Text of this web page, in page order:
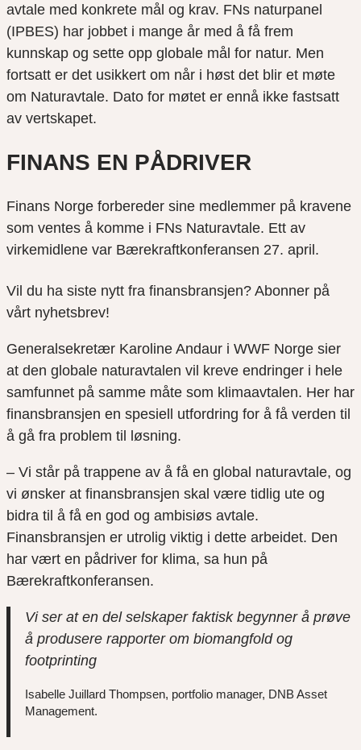
avtale med konkrete mål og krav. FNs naturpanel
(IPBES) har jobbet i mange år med å få frem
kunnskap og sette opp globale mål for natur. Men
fortsatt er det usikkert om når i høst det blir et møte
om Naturavtale. Dato for møtet er ennå ikke fastsatt
av vertskapet.
FINANS EN PÅDRIVER
Finans Norge forbereder sine medlemmer på kravene
som ventes å komme i FNs Naturavtale. Ett av
virkemidlene var Bærekraftkonferansen 27. april.
Vil du ha siste nytt fra finansbransjen? Abonner på
vårt nyhetsbrev!
Generalsekretær Karoline Andaur i WWF Norge sier
at den globale naturavtalen vil kreve endringer i hele
samfunnet på samme måte som klimaavtalen. Her har
finansbransjen en spesiell utfordring for å få verden til
å gå fra problem til løsning.
– Vi står på trappene av å få en global naturavtale, og
vi ønsker at finansbransjen skal være tidlig ute og
bidra til å få en god og ambisiøs avtale.
Finansbransjen er utrolig viktig i dette arbeidet. Den
har vært en pådriver for klima, sa hun på
Bærekraftkonferansen.
Vi ser at en del selskaper faktisk begynner å prøve
å produsere rapporter om biomangfold og
footprinting
Isabelle Juillard Thompsen, portfolio manager, DNB Asset
Management.